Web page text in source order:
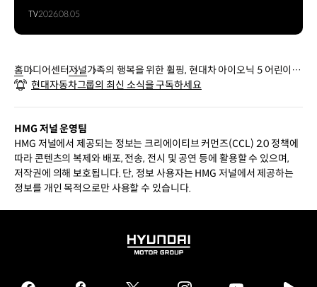
TV2026.08.05
홈미디어센터저널가족의 행복을 위한 휠핑, 현대차 아이오닉 5 어린이
모험단
현대자동차그룹의 최신 소식을 구독하세요
HMG 저널 운영팀
HMG 저널에서 제공되는 정보는 크리에이티브 커먼즈(CCL) 2.0 정책에
따라 콘텐츠의 복제와 배포, 전송, 전시 및 공연 등에 활용할 수 있으며,
저작권에 의해 보호됩니다. 단, 정보 사용자는 HMG 저널에서 제공하는
정보를 개인 목적으로만 사용할 수 있습니다.
HYUNDAI
GROUP